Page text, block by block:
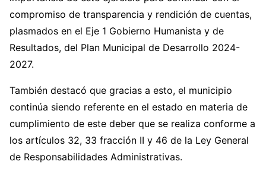
compromiso de transparencia y rendición de cuentas,
plasmados en el Eje 1 Gobierno Humanista y de
Resultados, del Plan Municipal de Desarrollo 2024-
2027.
También destacó que gracias a esto, el municipio
continúa siendo referente en el estado en materia de
cumplimiento de este deber que se realiza conforme a
los artículos 32, 33 fracción II y 46 de la Ley General
de Responsabilidades Administrativas.